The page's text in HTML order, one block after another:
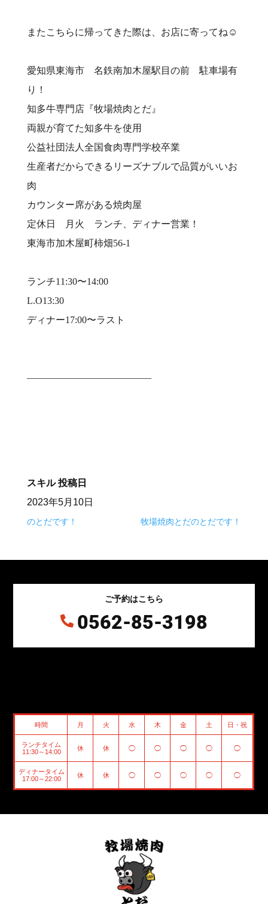
またこちらに帰ってきた際は、お店に寄ってね☺️
愛知県東海市 名鉄南加木屋駅目の前 駐車場有
り！⠀
知多牛専門店『牧場焼肉とだ』⠀
両親が育てた知多牛を使用⠀
公益社団法人全国食肉専門学校卒業⠀
生産者だからできるリーズナブルで品質がいいお
肉⠀
カウンター席がある焼肉屋⠀
定休日 月火 ランチ、ディナー営業！⠀
東海市加木屋町柿畑56-1⠀
ランチ11:30〜14:00⠀
L.O13:30⠀
ディナー17:00〜ラスト⠀
—————————————⠀
スキル 投稿日
2023年5月10日
のとだです！ 牧場焼肉とだのとだです！
ご予約はこちら
 0562-85-3198
時間 月 火 水 木 金 土 日・祝
ランチタイム
11:30～14:00
休 休 ◯ ◯ ◯ ◯ ◯
ディナータイム
17:00～22:00
休 休 ◯ ◯ ◯ ◯ ◯